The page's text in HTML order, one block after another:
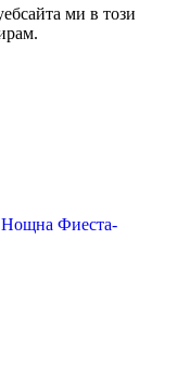
ми в този